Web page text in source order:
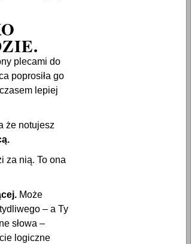
plecami do
poprosiła go
lepiej
że notujesz
za nią. To ona
Może
– a Ty
słowa –
logiczne